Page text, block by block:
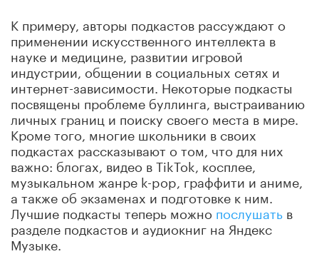
К примеру, авторы подкастов рассуждают о
применении искусственного интеллекта в
науке и медицине, развитии игровой
индустрии, общении в социальных сетях и
интернет-зависимости. Некоторые подкасты
посвящены проблеме буллинга, выстраиванию
личных границ и поиску своего места в мире.
Кроме того, многие школьники в своих
подкастах рассказывают о том, что для них
важно: блогах, видео в TikTok, косплее,
музыкальном жанре k-pop, граффити и аниме,
а также об экзаменах и подготовке к ним.
Лучшие подкасты теперь можно послушать в
разделе подкастов и аудиокниг на Яндекс
Музыке.